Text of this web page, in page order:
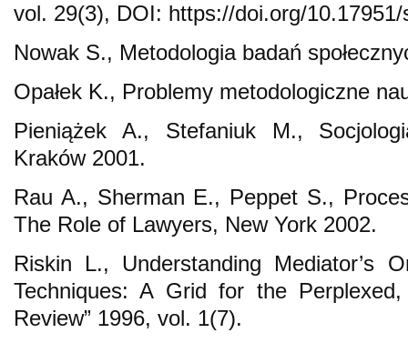
vol. 29(3), DOI: https://doi.org/
Nowak S., Metodologia badań
Opałek K., Problemy metodologiczne
Pieniążek A., Stefaniuk M.,
Kraków 2001.
Rau A., Sherman E., Peppet S.,
The Role of Lawyers, New York 2002.
Riskin L., Understanding Mediator’s
Techniques: A Grid for the
Review” 1996, vol. 1(7).